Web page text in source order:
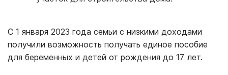
С 1 января 2023 года семьи с низкими доходами
получили возможность получать единое пособие
для беременных и детей от рождения до 17 лет.